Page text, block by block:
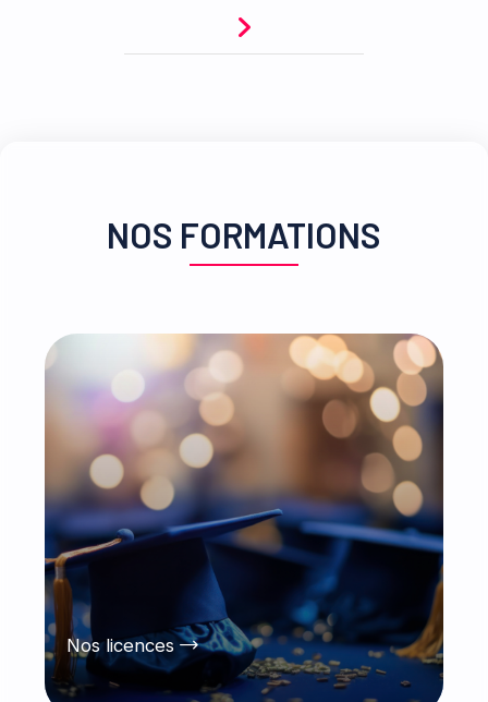
NOS FORMATIONS
Nos licences
Nos licences